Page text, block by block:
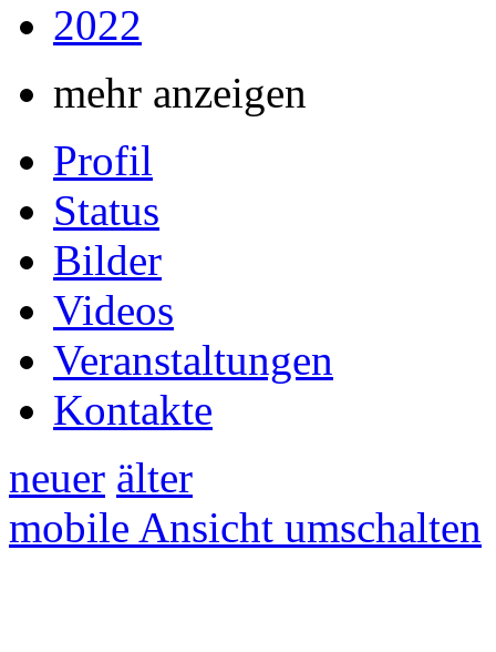
2022
mehr anzeigen
Profil
Status
Bilder
Videos
Veranstaltungen
Kontakte
neuer älter
mobile Ansicht umschalten